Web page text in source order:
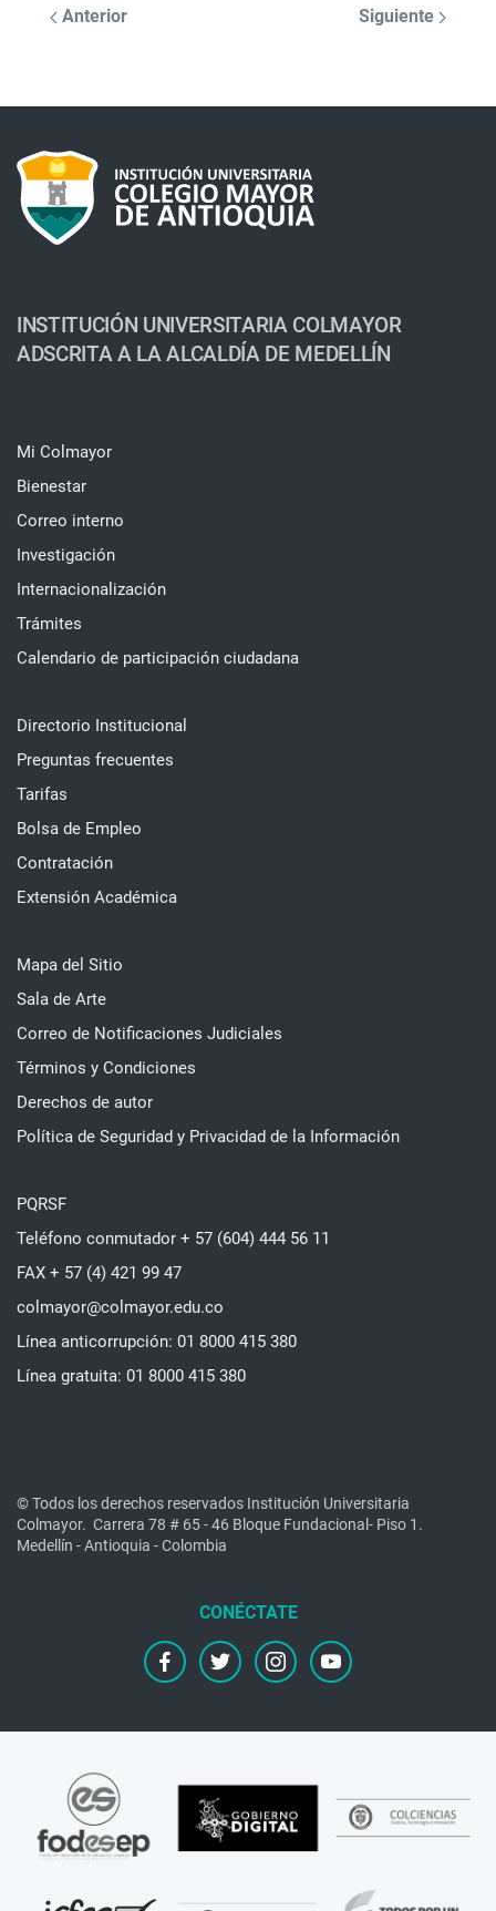
Anterior Siguiente
INSTITUCIÓN UNIVERSITARIA COLMAYOR
ADSCRITA A LA ALCALDÍA DE MEDELLÍN
Mi Colmayor
Bienestar
Correo interno
Investigación
Internacionalización
Trámites
Calendario de participación ciudadana
Directorio Institucional
Preguntas frecuentes
Tarifas
Bolsa de Empleo
Contratación
Extensión Académica
Mapa del Sitio
Sala de Arte
Correo de Notificaciones Judiciales
Términos y Condiciones
Derechos de autor
Política de Seguridad y Privacidad de la Información
PQRSF
Teléfono conmutador + 57 (604) 444 56 11
FAX + 57 (4) 421 99 47
colmayor@colmayor.edu.co
Línea anticorrupción: 01 8000 415 380
Línea gratuita: 01 8000 415 380
© Todos los derechos reservados Institución Universitaria
Colmayor. Carrera 78 # 65 - 46 Bloque Fundacional- Piso 1.
Medellín - Antioquia - Colombia